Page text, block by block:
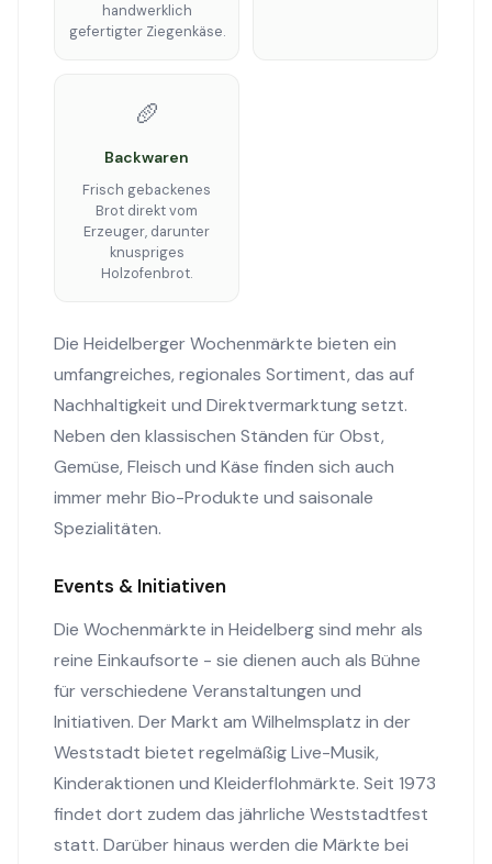
handwerklich
gefertigter Ziegenkäse.
🥖
Backwaren
Frisch gebackenes
Brot direkt vom
Erzeuger, darunter
knuspriges
Holzofenbrot.
Die Heidelberger Wochenmärkte bieten ein
umfangreiches, regionales Sortiment, das auf
Nachhaltigkeit und Direktvermarktung setzt.
Neben den klassischen Ständen für Obst,
Gemüse, Fleisch und Käse finden sich auch
immer mehr Bio-Produkte und saisonale
Spezialitäten.
Events & Initiativen
Die Wochenmärkte in Heidelberg sind mehr als
reine Einkaufsorte - sie dienen auch als Bühne
für verschiedene Veranstaltungen und
Initiativen. Der Markt am Wilhelmsplatz in der
Weststadt bietet regelmäßig Live-Musik,
Kinderaktionen und Kleiderflohmärkte. Seit 1973
findet dort zudem das jährliche Weststadtfest
statt. Darüber hinaus werden die Märkte bei